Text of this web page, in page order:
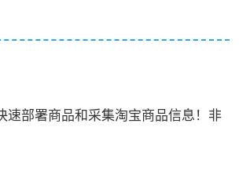
速部署商品和采集淘宝商品信息！非